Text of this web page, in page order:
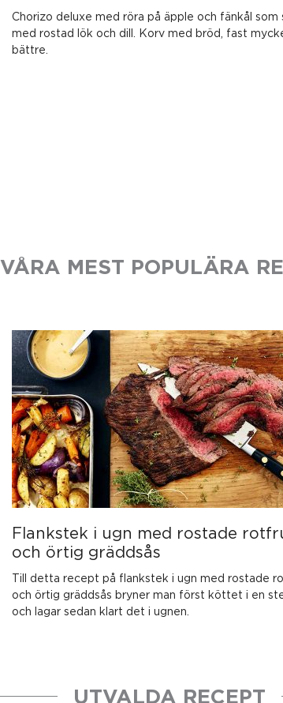
Chorizo deluxe med röra på äpple och fänkål som
med rostad lök och dill. Korv med bröd, fast
bättre.
VÅRA MEST POPULÄRA
Flankstek i ugn med rostade
och örtig gräddsås
Till detta recept på flankstek i ugn med rostade
och örtig gräddsås bryner man först köttet i en
och lagar sedan klart det i ugnen.
UTVALDA RECEPT